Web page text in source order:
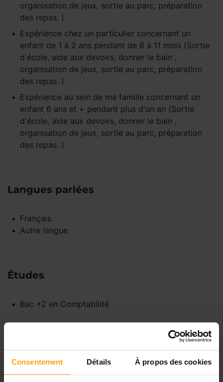
Consentement Détails À propos des cookies
organisation de jeux, sortie au parc, préparation
des repas. )
Expérience chez un particulier concernant un
enfant de 1 à 2 ans pendant de 6 à 11 mois (Sortie
d'école, aide aux devoirs, donner le bain ,
organisation de jeux, sortie au parc, préparation
des repas. )
Expérience au sein de ma famille concernant un
enfant 6 ans et + pendant plus d'un an (Sortie
d'école, aide aux devoirs, donner le bain ,
organisation de jeux, sortie au parc, préparation
des repas. )
Langues parlées
Français
Autre langue
Études
Bac +2 en Comptabilité
Disponibilités